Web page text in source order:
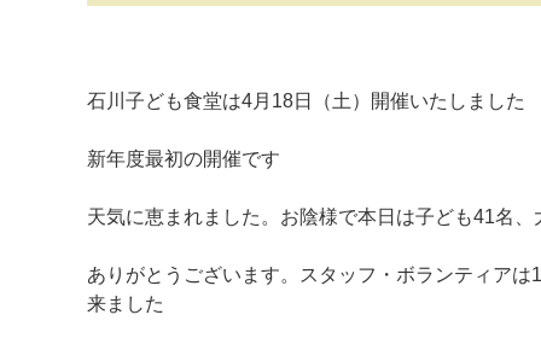
石川子ども食堂は4月18日（土）開催いたしました
新年度最初の開催です
天気に恵まれました。お陰様で本日は子ども41名
ありがとうございます。スタッフ・ボランティア
来ました
マイメディア検索